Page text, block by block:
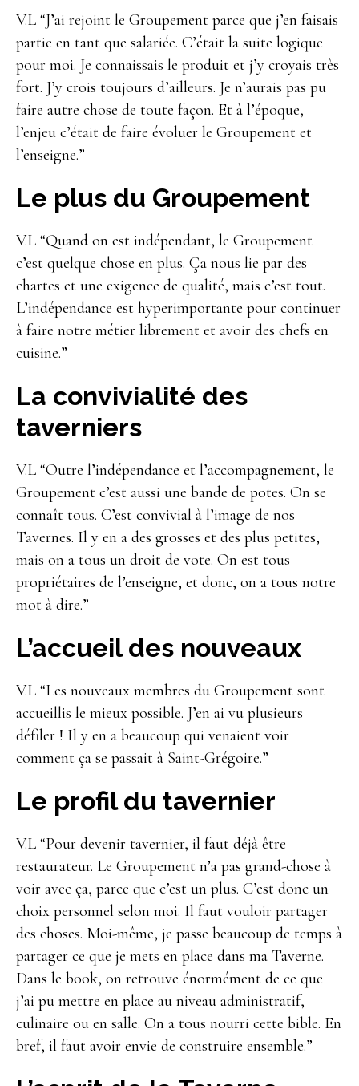
V.L “J’ai rejoint le Groupement parce que j’en faisais
partie en tant que salariée. C’était la suite logique
pour moi. Je connaissais le produit et j’y croyais très
fort. J’y crois toujours d’ailleurs. Je n’aurais pas pu
faire autre chose de toute façon. Et à l’époque,
l’enjeu c’était de faire évoluer le Groupement et
l’enseigne.”
Le plus du Groupement
V.L “Quand on est indépendant, le Groupement
c’est quelque chose en plus. Ça nous lie par des
chartes et une exigence de qualité, mais c’est tout.
L’indépendance est hyperimportante pour continuer
à faire notre métier librement et avoir des chefs en
cuisine.”
La convivialité des
taverniers
V.L “Outre l’indépendance et l’accompagnement, le
Groupement c’est aussi une bande de potes. On se
connaît tous. C’est convivial à l’image de nos
Tavernes. Il y en a des grosses et des plus petites,
mais on a tous un droit de vote. On est tous
propriétaires de l’enseigne, et donc, on a tous notre
mot à dire.”
L’accueil des nouveaux
V.L “Les nouveaux membres du Groupement sont
accueillis le mieux possible. J’en ai vu plusieurs
défiler ! Il y en a beaucoup qui venaient voir
comment ça se passait à Saint-Grégoire.”
Le profil du tavernier
V.L “Pour devenir tavernier, il faut déjà être
restaurateur. Le Groupement n’a pas grand-chose à
voir avec ça, parce que c’est un plus. C’est donc un
choix personnel selon moi. Il faut vouloir partager
des choses. Moi-même, je passe beaucoup de temps à
partager ce que je mets en place dans ma Taverne.
Dans le book, on retrouve énormément de ce que
j’ai pu mettre en place au niveau administratif,
culinaire ou en salle. On a tous nourri cette bible. En
bref, il faut avoir envie de construire ensemble.”